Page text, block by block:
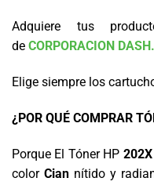
Adquiere tus
de CORPORACION DASH.
Elige siempre los
¿POR QUÉ COMPRAR
Porque El Tóner HP
colorCian nítido y